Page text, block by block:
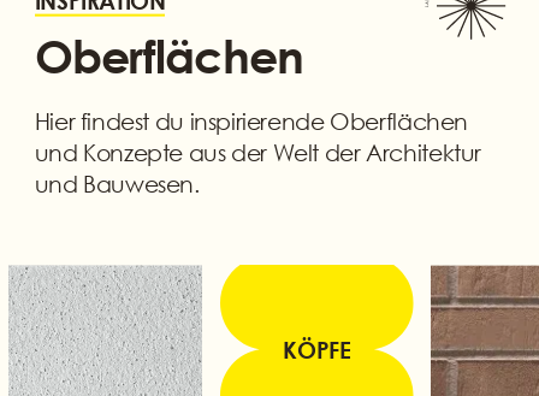
Oberflächen
Hier findest du inspirierende Oberflächen
und Konzepte aus der Welt der Architektur
und Bauwesen.
KÖPFE